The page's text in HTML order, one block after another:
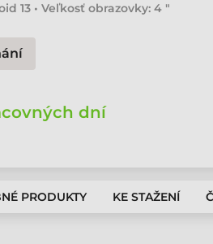
13 • Veľkosť obrazovky: 4 "
dní
PRODUKTY KE STAŽENÍ